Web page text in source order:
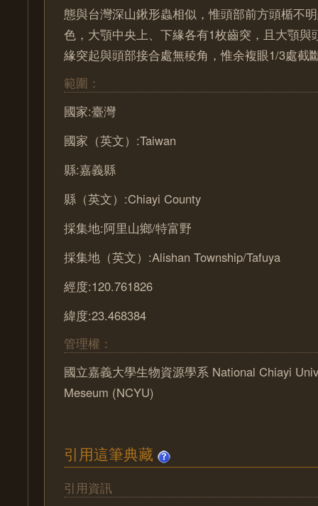
態與台灣深山鍬形蟲相似，惟頭部前方頭楯不
色，大顎中央上、下緣各有1枚齒突，且大顎與
緣突起與頭部接合處無稜角，惟余複眼1/3處截
範圍：
國家:臺灣
國家（英文）:Taiwan
縣:嘉義縣
縣（英文）:Chiayi County
採集地:阿里山鄉/特富野
採集地（英文）:Alishan Township/Tafuya
經度:120.761826
緯度:23.468384
管理權：
國立嘉義大學生物資源學系 National Chiayi
Meseum (NCYU)
引用這筆典藏
引用資訊